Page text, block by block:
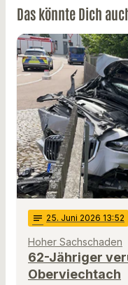
Das könnte Dich
notes 25. Juni 2026 13:52
Hoher Sachschaden
62-Jähriger
Oberviechtach